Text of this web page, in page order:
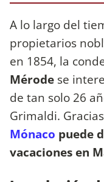
A lo largo del
propietarios
en 1854, la
Mérode se
de tan solo 26
Grimaldi.
Mónaco puede
vacaciones en